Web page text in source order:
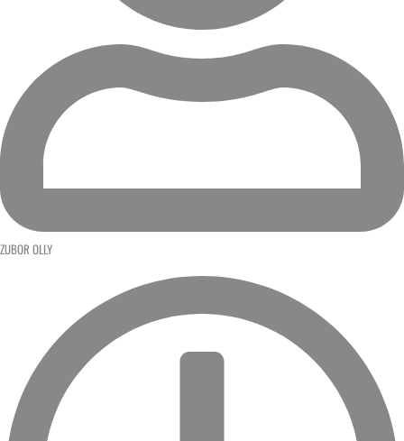
ZUBOR OLLY